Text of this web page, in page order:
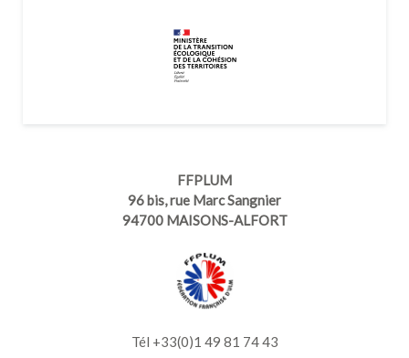
FFPLUM
96 bis, rue Marc Sangnier
94700 MAISONS-ALFORT
Tél +33(0)1 49 81 74 43